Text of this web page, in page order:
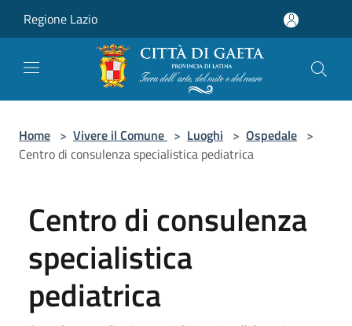
Regione Lazio
Home > Vivere il Comune > Luoghi > Ospedale >
Centro di consulenza specialistica pediatrica
Centro di consulenza
specialistica
pediatrica